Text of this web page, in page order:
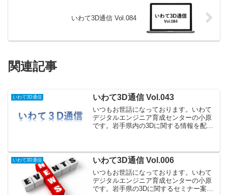
いわて3D通信 Vol.084
関連記事
いわて3D通信 いわて3D通信 Vol.043
いつもお世話になっております。いわて
デジタルエンジニア育成センターの小原
です。岩手県内の3Dに関する情報を配信
と講習開催のお知らせです。（１）
SOLIDWORKSサーフ...
いわて3D通信 いわて3D通信 Vol.006
いつもお世話になっております。いわて
デジタルエンジニア育成センターの小原
です。岩手県の3Dに関するセミナー案内